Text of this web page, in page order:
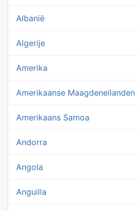
Albanië
Algerije
Amerika
Amerikaanse Maagdeneilanden
Amerikaans Samoa
Andorra
Angola
Anguilla